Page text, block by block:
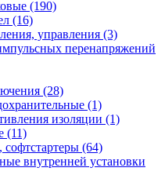
(190)
(16)
управления (3)
перенапряжений
(28)
(1)
изоляции (1)
(11)
софтстартеры (64)
внутренней установки